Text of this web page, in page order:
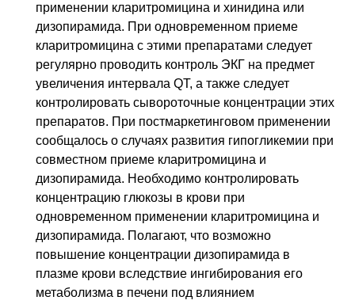
применении кларитромицина и хинидина или
дизопирамида. При одновременном приеме
кларитромицина с этими препаратами следует
регулярно проводить контроль ЭКГ на предмет
увеличения интервала QT, а также следует
контролировать сывороточные концентрации этих
препаратов. При постмаркетинговом применении
сообщалось о случаях развития гипогликемии при
совместном приеме кларитромицина и
дизопирамида. Необходимо контролировать
концентрацию глюкозы в крови при
одновременном применении кларитромицина и
дизопирамида. Полагают, что возможно
повышение концентрации дизопирамида в
плазме крови вследствие ингибирования его
метаболизма в печени под влиянием